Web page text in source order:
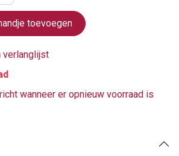
toevoegen
verlanglijst
wanneer er opnieuw voorraad is